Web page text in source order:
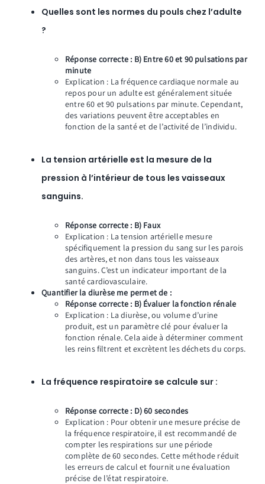
Quelles sont les normes du pouls chez l’adulte
?
Réponse correcte : B) Entre 60 et 90 pulsations par
minute
Explication : La fréquence cardiaque normale au
repos pour un adulte est généralement située
entre 60 et 90 pulsations par minute. Cependant,
des variations peuvent être acceptables en
fonction de la santé et de l’activité de l’individu.
La tension artérielle est la mesure de la
pression à l’intérieur de tous les vaisseaux
sanguins.
Réponse correcte : B) Faux
Explication : La tension artérielle mesure
spécifiquement la pression du sang sur les parois
des artères, et non dans tous les vaisseaux
sanguins. C’est un indicateur important de la
santé cardiovasculaire.
Quantifier la diurèse me permet de :
Réponse correcte : B) Évaluer la fonction rénale
Explication : La diurèse, ou volume d’urine
produit, est un paramètre clé pour évaluer la
fonction rénale. Cela aide à déterminer comment
les reins filtrent et excrètent les déchets du corps.
La fréquence respiratoire se calcule sur :
Réponse correcte : D) 60 secondes
Explication : Pour obtenir une mesure précise de
la fréquence respiratoire, il est recommandé de
compter les respirations sur une période
complète de 60 secondes. Cette méthode réduit
les erreurs de calcul et fournit une évaluation
précise de l’état respiratoire.